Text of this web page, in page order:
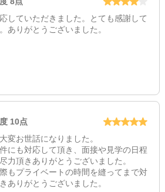
していただきました。とても感謝して
ありがとうございました。
10点
変お世話になりました。
にも対応して頂き、面接や見学の日程
力頂きありがとうございました。
もプライベートの時間を縫ってまで対
ありがとうございました。